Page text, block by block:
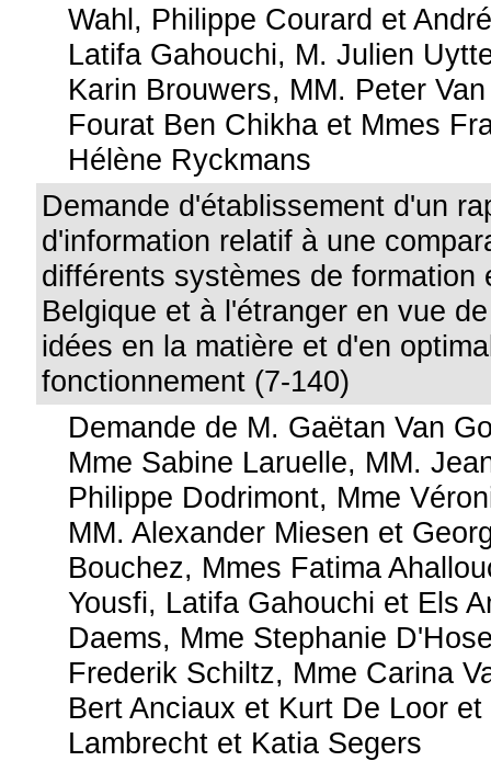
Wahl, Philippe Courard et
Latifa Gahouchi, M. Julien
Karin Brouwers, MM. Peter
Fourat Ben Chikha et Mmes
Hélène Ryckmans
Demande d'établissement d'un
d'information relatif à une
différents systèmes de formation
Belgique et à l'étranger en vue
idées en la matière et d'en
fonctionnement (7-140)
Demande de M. Gaëtan Van
Mme Sabine Laruelle, MM.
Philippe Dodrimont, Mme
MM. Alexander Miesen et
Bouchez, Mmes Fatima
Yousfi, Latifa Gahouchi et Els
Daems, Mme Stephanie
Frederik Schiltz, Mme Carina
Bert Anciaux et Kurt De Loor
Lambrecht et Katia Segers